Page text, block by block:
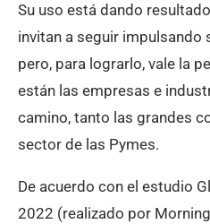
Su uso está dando
invitan a seguir impulsando
pero, para lograrlo, vale la
están las empresas e
camino, tanto las grandes
sector de las Pymes.
De acuerdo con el estudio
2022 (realizado por